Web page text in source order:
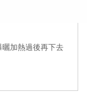
加熱過後再下去